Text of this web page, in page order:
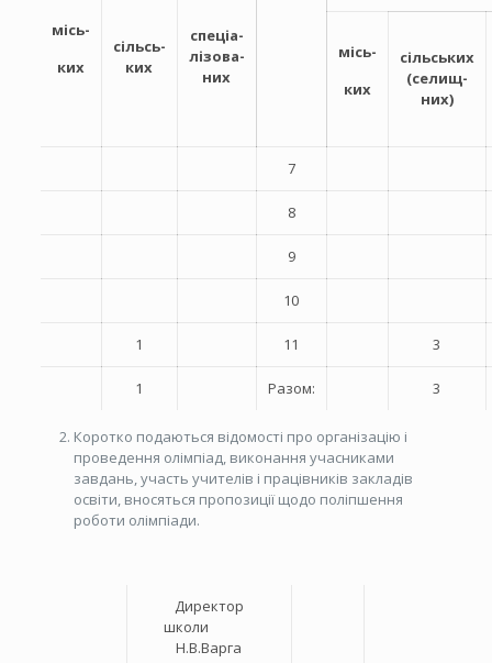
місь-
ких
сільсь-
ких
спеціа-
лізова-
них
місь-
ких
сільських
(селищ-
них)
7
8
9
10
1 11 3
1 Разом: 3
Коротко подаються відомості про організацію і
проведення олімпіад, виконання учасниками
завдань, участь учителів і працівників закладів
освіти, вносяться пропозиції щодо поліпшення
роботи олімпіади.
Директор
школи
Н.В.Варга